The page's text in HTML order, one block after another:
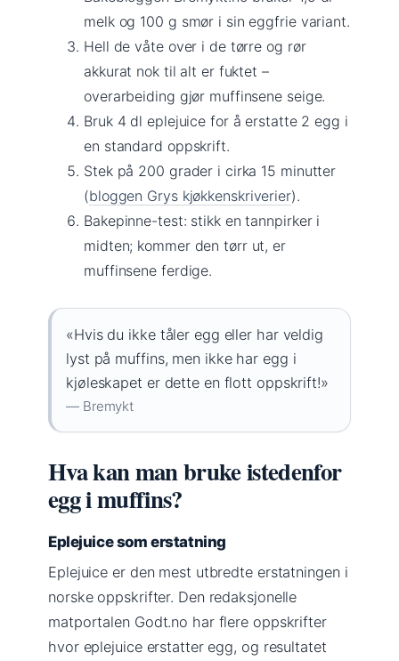
melk og 100 g smør i sin eggfrie variant.
Hell de våte over i de tørre og rør
akkurat nok til alt er fuktet –
overarbeiding gjør muffinsene seige.
Bruk 4 dl eplejuice for å erstatte 2 egg i
en standard oppskrift.
Stek på 200 grader i cirka 15 minutter
(bloggen Grys kjøkkenskriverier).
Bakepinne-test: stikk en tannpirker i
midten; kommer den tørr ut, er
muffinsene ferdige.
«Hvis du ikke tåler egg eller har veldig
lyst på muffins, men ikke har egg i
kjøleskapet er dette en flott oppskrift!»
— Bremykt
Hva kan man bruke istedenfor
egg i muffins?
Eplejuice som erstatning
Eplejuice er den mest utbredte erstatningen i
norske oppskrifter. Den redaksjonelle
matportalen Godt.no har flere oppskrifter
hvor eplejuice erstatter egg, og resultatet